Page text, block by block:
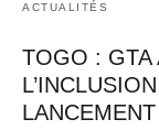
ACTUALITÉS
TOGO : GTA